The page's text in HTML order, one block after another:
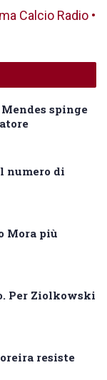
Calcio Radio •
Mendes spinge
numero di
Mora più
Per Ziolkowski
resiste